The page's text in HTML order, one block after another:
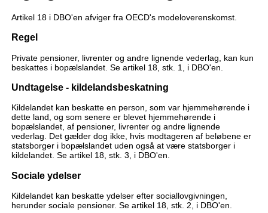
Artikel 18 i DBO'en afviger fra OECD's modeloverenskomst.
Regel
Private pensioner, livrenter og andre lignende vederlag, kan kun
beskattes i bopælslandet. Se artikel 18, stk. 1, i DBO'en.
Undtagelse - kildelandsbeskatning
Kildelandet kan beskatte en person, som var hjemmehørende i
dette land, og som senere er blevet hjemmehørende i
bopælslandet, af pensioner, livrenter og andre lignende
vederlag. Det gælder dog ikke, hvis modtageren af beløbene er
statsborger i bopælslandet uden også at være statsborger i
kildelandet. Se artikel 18, stk. 3, i DBO'en.
Sociale ydelser
Kildelandet kan beskatte ydelser efter sociallovgivningen,
herunder sociale pensioner. Se artikel 18, stk. 2, i DBO'en.